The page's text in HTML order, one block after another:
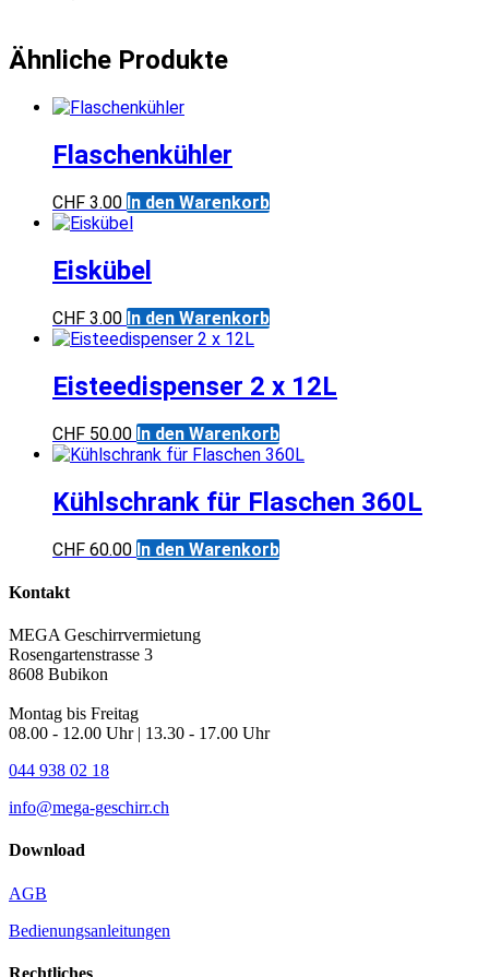
Ähnliche Produkte
Flaschenkühler
CHF 3.00 In den Warenkorb
Eiskübel
CHF 3.00 In den Warenkorb
Eisteedispenser 2 x 12L
CHF 50.00 In den Warenkorb
Kühlschrank für Flaschen 360L
CHF 60.00 In den Warenkorb
Kontakt
MEGA Geschirrvermietung
Rosengartenstrasse 3
8608 Bubikon
Montag bis Freitag
08.00 - 12.00 Uhr | 13.30 - 17.00 Uhr
044 938 02 18
info@mega-geschirr.ch
Download
AGB
Bedienungsanleitungen
Rechtliches